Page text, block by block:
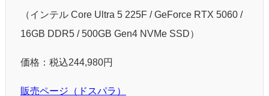
（インテル Core Ultra 5 225F / GeForce RTX 5060 /
16GB DDR5 / 500GB Gen4 NVMe SSD）
価格：税込244,980円
販売ページ（ドスパラ）